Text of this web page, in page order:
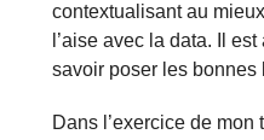
contextualisant au
l’aise avec la data. Il
savoir poser les bonnes
Dans l’exercice de